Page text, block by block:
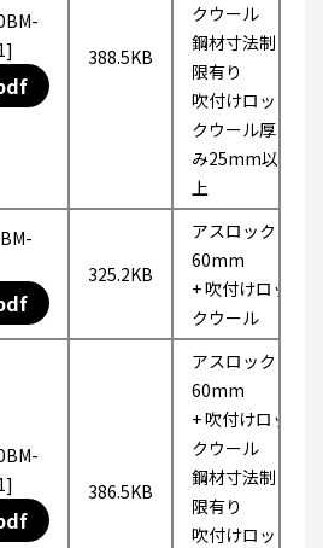
388.5KB
クウール
鋼材寸法制
限有り
吹付けロッ
クウール厚
み25mm以
上
325.2KB
アスロック
60mm
+ 吹付けロッ
クウール
386.5KB
アスロック
60mm
+ 吹付けロッ
クウール
鋼材寸法制
限有り
吹付けロッ